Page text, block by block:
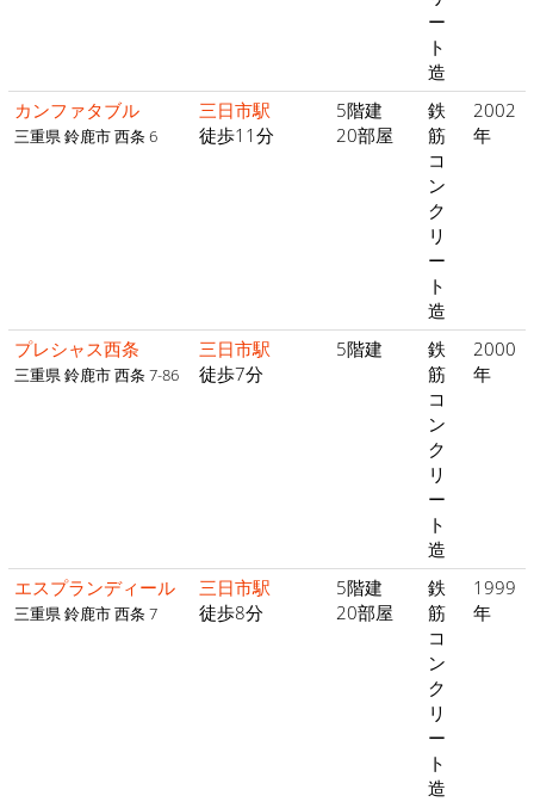
ー
ト
造
カンファタブル
三重県 鈴鹿市 西条 6
三日市駅
徒歩11分
5階建
20部屋
鉄
筋
コ
ン
ク
リ
ー
ト
造
2002
年
プレシャス西条
三重県 鈴鹿市 西条 7-86
三日市駅
徒歩7分
5階建
鉄
筋
コ
ン
ク
リ
ー
ト
造
2000
年
エスプランディール
三重県 鈴鹿市 西条 7
三日市駅
徒歩8分
5階建
20部屋
鉄
筋
コ
ン
ク
リ
ー
ト
造
1999
年